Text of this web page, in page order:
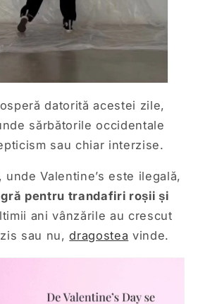
datorită acestei zile,
sărbătorile occidentale
sau chiar interzise.
, unde Valentine’s este ilegală,
pentru trandafiri roșii și
ani vânzările au crescut
sau nu,dragostea vinde.